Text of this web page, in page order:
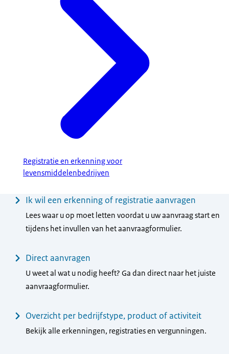
Registratie en erkenning voor
levensmiddelenbedrijven
MenuIk wil een erkenning of registratie aanvragen
Lees waar u op moet letten voordat u uw aanvraag start en
tijdens het invullen van het aanvraagformulier.
Direct aanvragen
U weet al wat u nodig heeft? Ga dan direct naar het juiste
aanvraagformulier.
Overzicht per bedrijfstype, product of activiteit
Bekijk alle erkenningen, registraties en vergunningen.